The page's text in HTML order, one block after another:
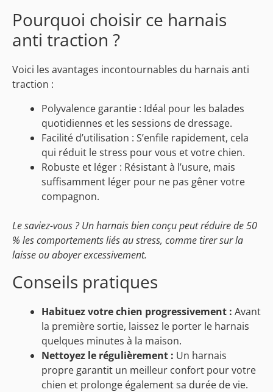
Pourquoi choisir ce harnais
anti traction ?
Voici les avantages incontournables du harnais anti
traction :
Polyvalence garantie : Idéal pour les balades
quotidiennes et les sessions de dressage.
Facilité d’utilisation : S’enfile rapidement, cela
qui réduit le stress pour vous et votre chien.
Robuste et léger : Résistant à l’usure, mais
suffisamment léger pour ne pas gêner votre
compagnon.
Le saviez-vous ? Un harnais bien conçu peut réduire de 50
% les comportements liés au stress, comme tirer sur la
laisse ou aboyer excessivement.
Conseils pratiques
Habituez votre chien progressivement : Avant
la première sortie, laissez le porter le harnais
quelques minutes à la maison.
Nettoyez le régulièrement : Un harnais
propre garantit un meilleur confort pour votre
chien et prolonge également sa durée de vie.